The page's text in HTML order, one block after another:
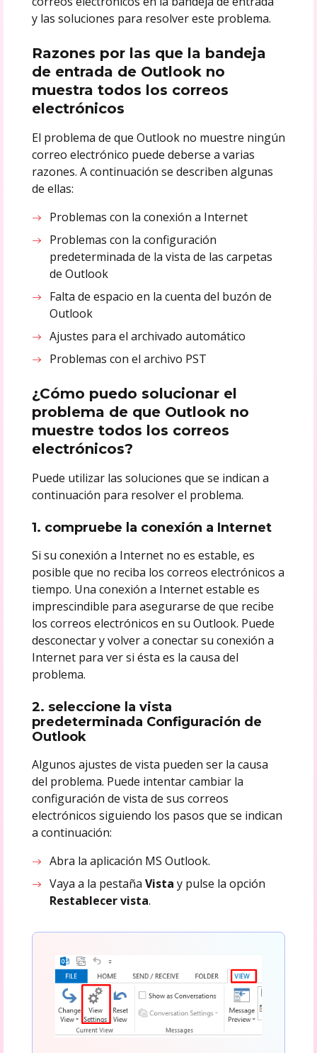
y las soluciones para resolver este problema.
Razones por las que la bandeja
de entrada de Outlook no
muestra todos los correos
electrónicos
El problema de que Outlook no muestre ningún
correo electrónico puede deberse a varias
razones. A continuación se describen algunas
de ellas:
Problemas con la conexión a Internet
Problemas con la configuración
predeterminada de la vista de las carpetas
de Outlook
Falta de espacio en la cuenta del buzón de
Outlook
Ajustes para el archivado automático
Problemas con el archivo PST
¿Cómo puedo solucionar el
problema de que Outlook no
muestre todos los correos
electrónicos?
Puede utilizar las soluciones que se indican a
continuación para resolver el problema.
1. compruebe la conexión a Internet
Si su conexión a Internet no es estable, es
posible que no reciba los correos electrónicos a
tiempo. Una conexión a Internet estable es
imprescindible para asegurarse de que recibe
los correos electrónicos en su Outlook. Puede
desconectar y volver a conectar su conexión a
Internet para ver si ésta es la causa del
problema.
2. seleccione la vista
predeterminada Configuración de
Outlook
Algunos ajustes de vista pueden ser la causa
del problema. Puede intentar cambiar la
configuración de vista de sus correos
electrónicos siguiendo los pasos que se indican
a continuación:
Abra la aplicación MS Outlook.
Vaya a la pestañaVistay pulse la opción
Restablecer vista.